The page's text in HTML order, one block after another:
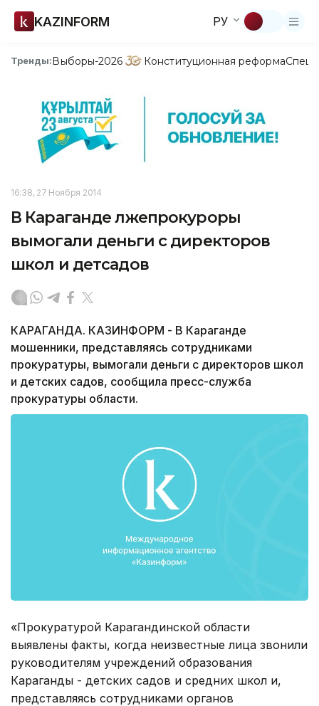
KAZINFORM РУ
Тренды:Выборы-2026 Конституционная реформа
16:38, 27 Ноября 2014
В Караганде лжепрокуроры
вымогали деньги с директоров
школ и детсадов
КАРАГАНДА. КАЗИНФОРМ - В Караганде
мошенники, представляясь сотрудниками
прокуратуры, вымогали деньги с директоров школ
и детских садов, сообщила пресс-служба
прокуратуры области.
«Прокуратурой Карагандинской области
выявлены факты, когда неизвестные лица звонили
руководителям учреждений образования
Караганды - детских садов и средних школ и,
представляясь сотрудниками органов